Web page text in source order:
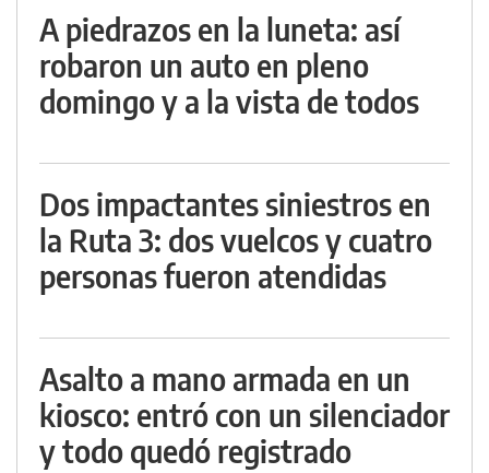
A piedrazos en la luneta: así
robaron un auto en pleno
domingo y a la vista de todos
Dos impactantes siniestros en
la Ruta 3: dos vuelcos y cuatro
personas fueron atendidas
Asalto a mano armada en un
kiosco: entró con un silenciador
y todo quedó registrado